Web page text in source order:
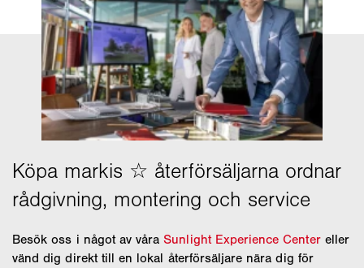
Besök oss i något av våraSunlight Experience Centereller
vänd dig direkt till en lokal återförsäljare nära dig för